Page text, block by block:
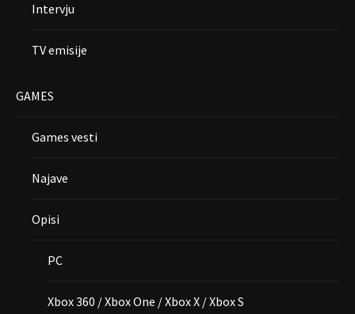
Intervju
TV emisije
GAMES
Games vesti
Najave
Opisi
PC
Xbox 360 / Xbox One / Xbox X / Xbox S